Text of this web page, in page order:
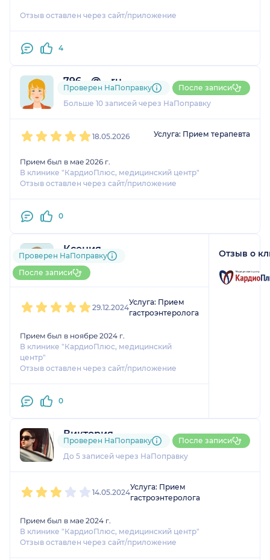
желудком решает гастроэнтеролог. Вообщем
хабальства и оскорблений не получите ничего!
Отзыв оставлен через сайт/приложение
4
796....@....ru
5 оценок
Больше 10 записей через НаПоправку
Проверен НаПоправку После записи
18.05.2026 Услуга: Прием терапевта
Прием был в мае 2026 г.
В клинике "КардиоПлюс, медицинский центр"
Отзыв оставлен через сайт/приложение
0
Ксения
1 оценка
До 5 записей через НаПоправку
Проверен НаПоправку
После записи
29.12.2024
Услуга: Прием
гастроэнтеролога
Прием был в ноябре 2024 г.
В клинике "КардиоПлюс, медицинский
центр"
Отзыв оставлен через сайт/приложение
0
Отзыв о
Виктория
5 отзывов и1 оценка
До 5 записей через НаПоправку
Проверен НаПоправку После записи
14.05.2024
Услуга: Прием
гастроэнтеролога
Прием был в мае 2024 г.
В клинике "КардиоПлюс, медицинский центр"
Отзыв оставлен через сайт/приложение